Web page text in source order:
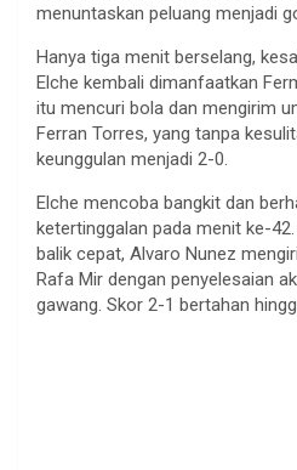
menuntaskan peluang menjadi
Hanya tiga menit berselang,
Elche kembali dimanfaatkan
itu mencuri bola dan mengirim
Ferran Torres, yang tanpa
keunggulan menjadi 2-0.
Elche mencoba bangkit dan
ketertinggalan pada menit ke-42.
balik cepat, Alvaro Nunez
Rafa Mir dengan penyelesaian
gawang. Skor 2-1 bertahan